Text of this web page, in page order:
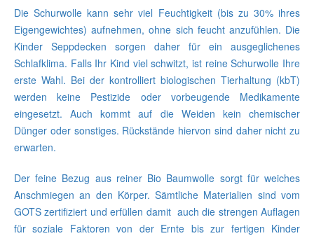
Die Schurwolle kann sehr viel Feuchtigkeit (bis zu 30% ihres
Eigengewichtes) aufnehmen, ohne sich feucht anzufühlen. Die
Kinder Seppdecken sorgen daher für ein ausgeglichenes
Schlafklima. Falls Ihr Kind viel schwitzt, ist reine Schurwolle Ihre
erste Wahl. Bei der kontrolliert biologischen Tierhaltung (kbT)
werden keine Pestizide oder vorbeugende Medikamente
eingesetzt. Auch kommt auf die Weiden kein chemischer
Dünger oder sonstiges. Rückstände hiervon sind daher nicht zu
erwarten.
Der feine Bezug aus reiner Bio Baumwolle sorgt für weiches
Anschmiegen an den Körper. Sämtliche Materialien sind vom
GOTS zertifiziert und erfüllen damit auch die strengen Auflagen
für soziale Faktoren von der Ernte bis zur fertigen Kinder